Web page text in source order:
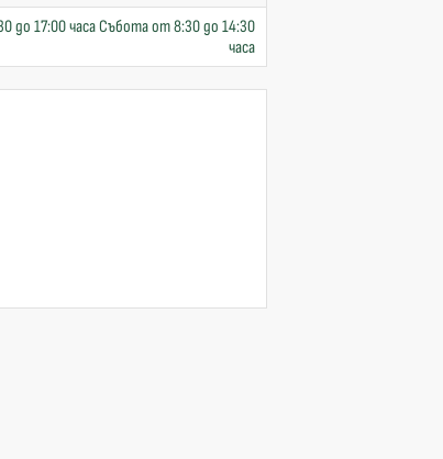
до 17:00 часа Събота от 8:30 до 14:30
часа